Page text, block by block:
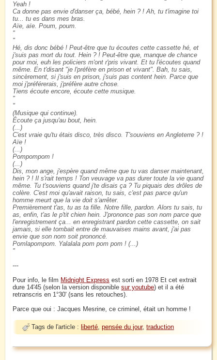
Yeah !
Ca donne pas envie d'danser ça, bébé, hein ? ! Ah, tu t'imagine toi
tu... tu es dans mes bras.
Aïe, aïe. Poum, poum.
Hé, dis donc bébé ! Peut-être que tu écoutes cette cassette hé, et
j'suis pas mort du tout. Hein ? ! Peut-être que, manque de chance
pour moi, euh les policiers m'ont r'pris vivant. Et tu l'écoutes quand
même. En t'disant "je l'préfère en prison et vivant". Bah, tu sais,
sincèrement, si j'suis en prison, j'suis pas content hein. Parce que
moi j'préférerais, j'préfère autre chose.
Tiens écoute encore, écoute cette musique.
(Musique qui continue).
Écoute ça jusqu'au bout, hein.
(...)
C'est vraie qu'tu étais disco, très disco. T'souviens en Angleterre ? !
Aïe !
(...)
Pompompom !
(...)
Dis, mon ange, j'espère quand même que tu vas danser maintenant,
hein ? ! Il s'rait temps ! Ton veuvage va pas durer toute la vie quand
même. Tu t'souviens quand j'te disais ça ? Tu piquais des drôles de
colère. C'est moi qu'avait raison, tu sais, c'est pas parce qu'un
homme meurt que la vie doit s'arrêter.
Premièrement t'as, tu as ta fille. Notre fille, pardon. Alors tu sais, tu
as, enfin, t'as le p'tit chien hein. J'prononce pas son nom parce que
l'enregistrement ça... en enregistrant pardon cette cassette, on sait
jamais, si elle tombait entre de mauvaises mains avant, j'ai pas
envie que son nom soit prononcé.
Pomlapompom. Yalalala pom pom pom ! (...)
---
Pour info, le film Midnight Express est sorti en 1978 Et cet extrait
dure 14'45 (selon la version disponiblesur youtube) et il a été
retranscris en 1°30' (sans les retouches).
Parce que oui : Jacques Mesrine, ce criminel, était un homme !
Tags de l'article : liberté ,pensée du jour,traduction